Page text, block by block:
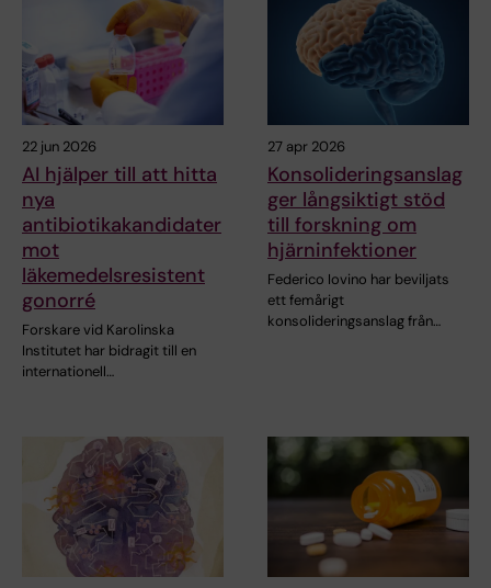
22 jun 2026
AI hjälper till att hitta
nya
antibiotikakandidater
mot
läkemedelsresistent
gonorré
Forskare vid Karolinska
Institutet har bidragit till en
internationell…
27 apr 2026
Konsolideringsanslag
ger långsiktigt stöd
till forskning om
hjärninfektioner
Federico Iovino har beviljats
ett femårigt
konsolideringsanslag från…